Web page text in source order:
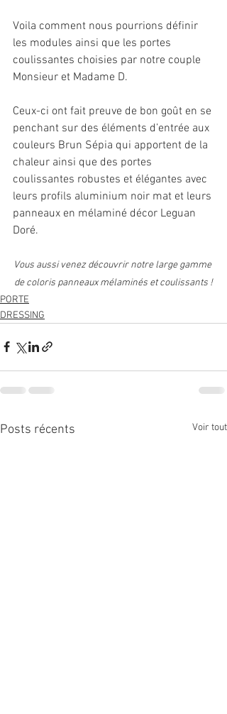
Voila comment nous pourrions définir
les modules ainsi que les portes
coulissantes choisies par notre couple
Monsieur et Madame D.
Ceux-ci ont fait preuve de bon goût en se
penchant sur des éléments d’entrée aux
couleurs Brun Sépia qui apportent de la
chaleur ainsi que des portes
coulissantes robustes et élégantes avec
leurs profils aluminium noir mat et leurs
panneaux en mélaminé décor Leguan
Doré.
Vous aussi venez découvrir notre large gamme
de coloris panneaux mélaminés et coulissants !
PORTE
DRESSING
Posts récents Voir tout